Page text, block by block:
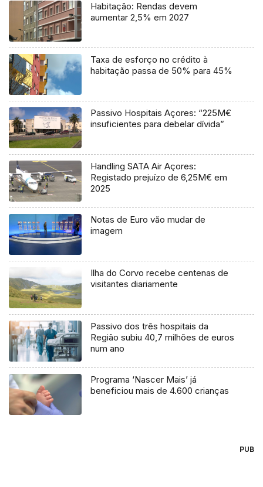
Habitação: Rendas devem
aumentar 2,5% em 2027
Taxa de esforço no crédito à
habitação passa de 50% para 45%
Passivo Hospitais Açores: “225M€
insuficientes para debelar dívida”
Handling SATA Air Açores:
Registado prejuízo de 6,25M€ em
2025
Notas de Euro vão mudar de
imagem
Ilha do Corvo recebe centenas de
visitantes diariamente
Passivo dos três hospitais da
Região subiu 40,7 milhões de euros
num ano
Programa ‘Nascer Mais’ já
beneficiou mais de 4.600 crianças
PUB